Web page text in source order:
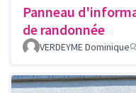
Panneau
de randonnée
VERDEYME Dominique